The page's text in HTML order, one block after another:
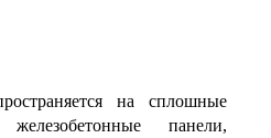
на сплошные
панели,